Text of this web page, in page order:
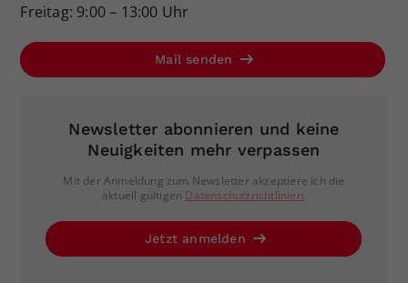
Freitag: 9:00 – 13:00 Uhr
Mail senden
Newsletter abonnieren und keine
Neuigkeiten mehr verpassen
Mit der Anmeldung zum Newsletter akzeptiere ich die
aktuell gültigen Datenschutzrichtlinien.
Jetzt anmelden